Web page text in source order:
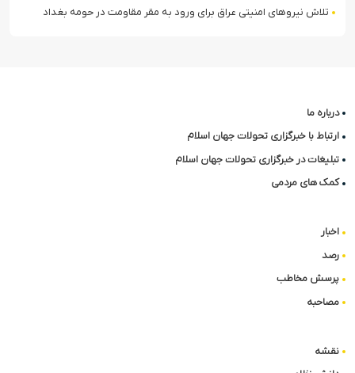
ضیافت فرانسوی‌ها بر سر سفره سوریه
درباره ما
ارتباط با خبرگزاری تحولات جهان اسلام
تبلیغات در خبرگزاری تحولات جهان اسلام
کمک های مردمی
اخبار
رصد
پرسش مخاطب
مصاحبه
نقشه